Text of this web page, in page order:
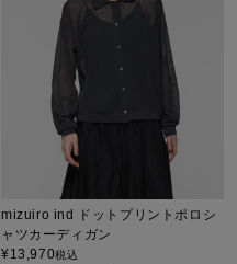
mizuiro ind ドットプリントポロシ
ャツカーディガン
¥13,970税込